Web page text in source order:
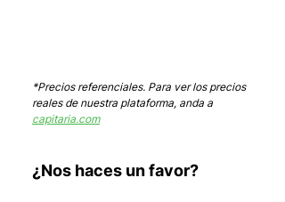
*Precios referenciales. Para ver los precios
reales de nuestra plataforma, anda a
capitaria.com
¿Nos haces un favor?